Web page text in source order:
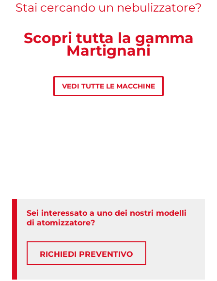
Stai cercando un nebulizzatore?
Scopri tutta la gamma
Martignani
VEDI TUTTE LE MACCHINE
Sei interessato a uno dei nostri modelli
di atomizzatore?
RICHIEDI PREVENTIVO